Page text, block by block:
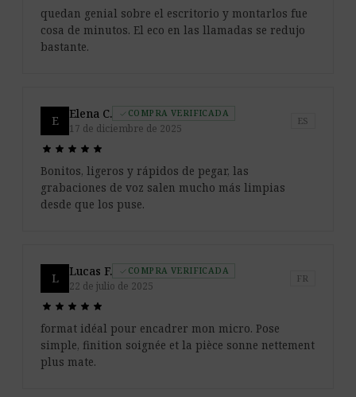
quedan genial sobre el escritorio y montarlos fue
cosa de minutos. El eco en las llamadas se redujo
bastante.
E Elena C. check COMPRA VERIFICADA
17 de diciembre de 2025
ES
star star star star star
star star star star star
Bonitos, ligeros y rápidos de pegar, las
grabaciones de voz salen mucho más limpias
desde que los puse.
L Lucas F. check COMPRA VERIFICADA
22 de julio de 2025
FR
star star star star star
star star star star star
format idéal pour encadrer mon micro. Pose
simple, finition soignée et la pièce sonne nettement
plus mate.